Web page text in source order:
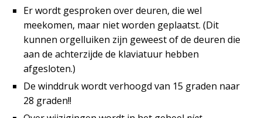
Er wordt gesproken over deuren, die wel
meekomen, maar niet worden geplaatst. (Dit
kunnen orgelluiken zijn geweest of de deuren die
aan de achterzijde de klaviatuur hebben
afgesloten.)
De winddruk wordt verhoogd van 15 graden naar
28 graden!!